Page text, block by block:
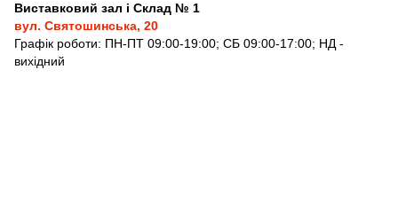
Виставковий зал і Склад № 1
вул. Святошинська, 20
Графік роботи: ПН-ПТ 09:00-19:00; СБ 09:00-17:00; НД -
вихідний